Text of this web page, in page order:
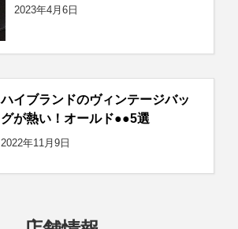
2023年4月6日
ハイブランドのヴィンテージバッ
グが熱い！オールド●●5選
2022年11月9日